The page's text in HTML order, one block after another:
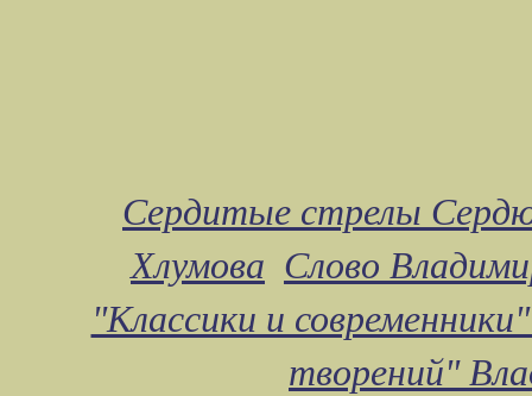
Сердитые стрелы
Хлумова Слово
"Классики и
творений"